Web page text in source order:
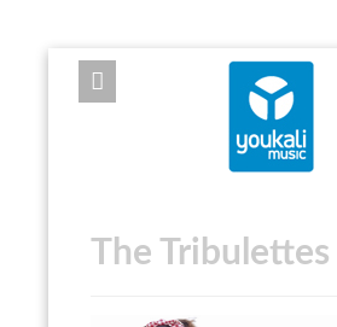
EXPOSE FRAMEWORK FOR JOOMLA 2.5 AND 3.0+
The Tribulettes